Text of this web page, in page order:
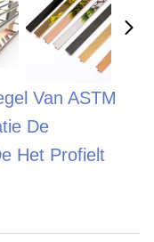
Van ASTM
De
Het Profielt